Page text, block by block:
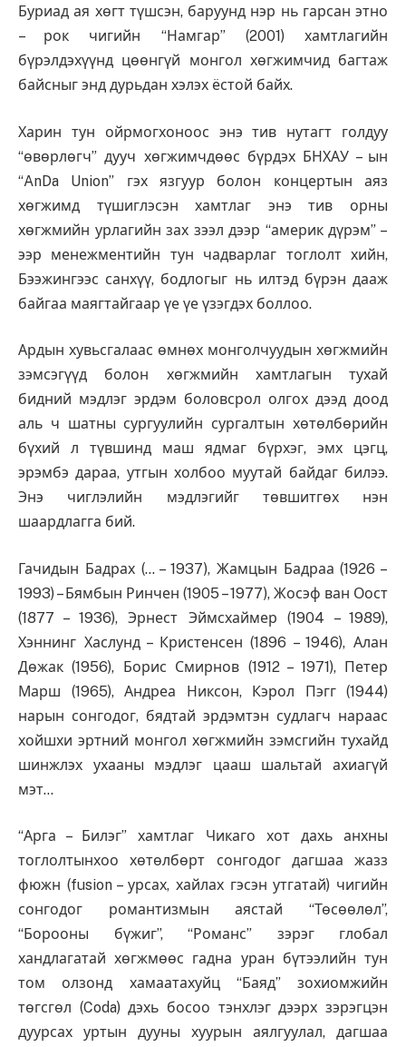
Буриад ая хөгт түшсэн, баруунд нэр нь гарсан этно
– рок чигийн “Намгар” (2001) хамтлагийн
бүрэлдэхүүнд цөөнгүй монгол хөгжимчид багтаж
байсныг энд дурьдан хэлэх ёстой байх.
Харин тун ойрмогхоноос энэ тив нутагт голдуу
“өвөрлөгч” дууч хөгжимчдөөс бүрдэх БНХАУ – ын
“AnDa Union” гэх язгуур болон концертын аяз
хөгжимд түшиглэсэн хамтлаг энэ тив орны
хөгжмийн урлагийн зах зээл дээр “америк дүрэм” –
ээр менежментийн тун чадварлаг тоглолт хийн,
Бээжингээс санхүү, бодлогыг нь илтэд бүрэн дааж
байгаа маягтайгаар үе үе үзэгдэх боллоо.
Ардын хувьсгалаас өмнөх монголчуудын хөгжмийн
зэмсэгүүд болон хөгжмийн хамтлагын тухай
бидний мэдлэг эрдэм боловсрол олгох дээд доод
аль ч шатны сургуулийн сургалтын хөтөлбөрийн
бүхий л түвшинд маш ядмаг бүрхэг, эмх цэгц,
эрэмбэ дараа, утгын холбоо муутай байдаг билээ.
Энэ чиглэлийн мэдлэгийг төвшитгөх нэн
шаардлагга бий.
Гачидын Бадрах (… – 1937), Жамцын Бадраа (1926 –
1993) – Бямбын Ринчен (1905 – 1977), Жосэф ван Оост
(1877 – 1936), Эрнест Эймсхаймер (1904 – 1989),
Хэннинг Хаслунд – Кристенсен (1896 – 1946), Алан
Дөжак (1956), Борис Смирнов (1912 – 1971), Петер
Марш (1965), Андреа Никсон, Кэрол Пэгг (1944)
нарын сонгодог, бядтай эрдэмтэн судлагч нараас
хойшхи эртний монгол хөгжмийн зэмсгийн тухайд
шинжлэх ухааны мэдлэг цааш шальтай ахиагүй
мэт…
“Арга – Билэг” хамтлаг Чикаго хот дахь анхны
тоглолтынхоо хөтөлбөрт сонгодог дагшаа жазз
фюжн (fusion – урсах, хайлах гэсэн утгатай) чигийн
сонгодог романтизмын аястай “Төсөөлөл”,
“Борооны бүжиг”, “Романс” зэрэг глобал
хандлагатай хөгжмөөс гадна уран бүтээлийн тун
том олзонд хамаатахуйц “Баяд” зохиомжийн
төгсгөл (Coda) дэхь босоо тэнхлэг дээрх зэрэгцэн
дуурсах уртын дууны хуурын аялгуулал, дагшаа